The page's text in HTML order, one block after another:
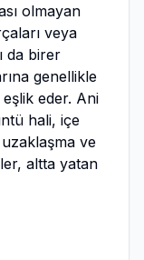
olmayan
veya
da birer
genellikle
eder. Ani
hali, içe
ve
altta yatan